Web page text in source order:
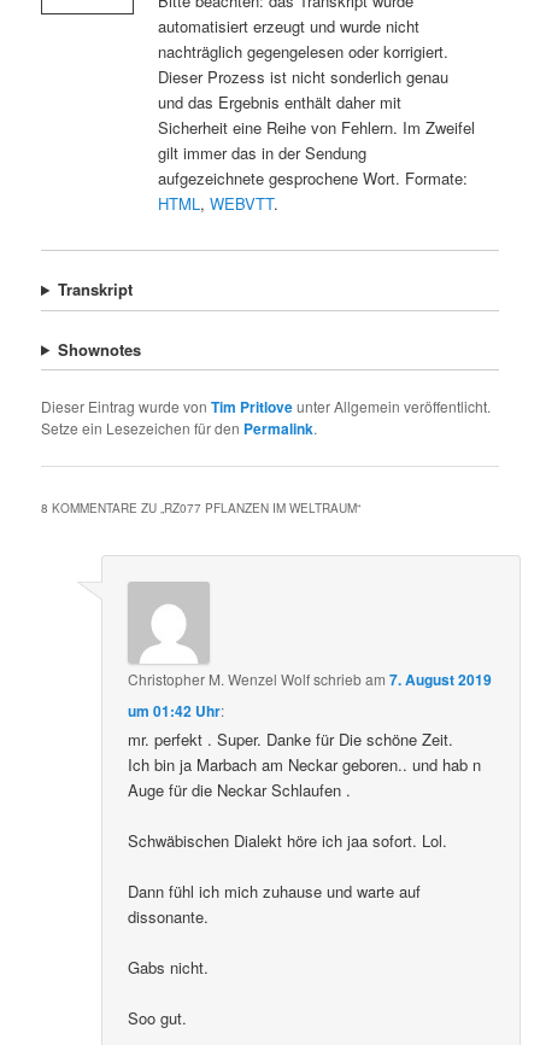
automatisiert erzeugt und wurde nicht
nachträglich gegengelesen oder korrigiert.
Dieser Prozess ist nicht sonderlich genau
und das Ergebnis enthält daher mit
Sicherheit eine Reihe von Fehlern. Im Zweifel
gilt immer das in der Sendung
aufgezeichnete gesprochene Wort. Formate:
HTML, WEBVTT.
Transkript
Shownotes
Dieser Eintrag wurde vonTim Pritloveunter Allgemein veröffentlicht.
Setze ein Lesezeichen für den Permalink.
8 KOMMENTARE ZU „ RZ077 PFLANZEN IM WELTRAUM“
Christopher M. Wenzel Wolfschriebam7. August 2019
um 01:42 Uhr:
mr. perfekt . Super. Danke für Die schöne Zeit.
Ich bin ja Marbach am Neckar geboren.. und hab n
Auge für die Neckar Schlaufen .
Schwäbischen Dialekt höre ich jaa sofort. Lol.
Dann fühl ich mich zuhause und warte auf
dissonante.
Gabs nicht.
Soo gut.